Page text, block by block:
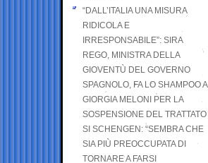
“DALL’ITALIA UNA MISURA
RIDICOLA E
IRRESPONSABILE”: SIRA
REGO, MINISTRA DELLA
GIOVENTÙ DEL GOVERNO
SPAGNOLO, FA LO SHAMPOO A
GIORGIA MELONI PER LA
SOSPENSIONE DEL TRATTATO
SI SCHENGEN: “SEMBRA CHE
SIA PIÙ PREOCCUPATA DI
TORNARE A FARSI